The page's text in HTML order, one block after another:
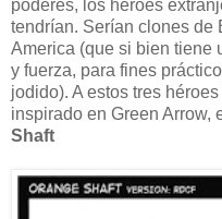
poderes, los héroes
tendrían. Serían clones de
America (que si bien tiene
y fuerza, para fines
jodido). A estos tres
inspirado en Green Arrow,
Shaft